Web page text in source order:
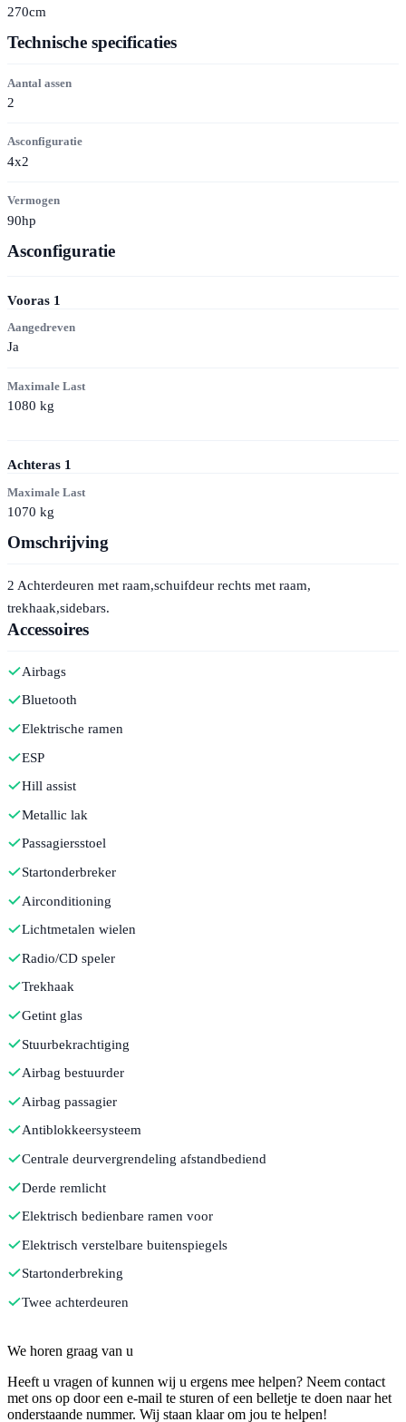
270cm
Technische specificaties
Aantal assen
2
Asconfiguratie
4x2
Vermogen
90hp
Asconfiguratie
Vooras 1
Aangedreven
Ja
Maximale Last
1080 kg
Achteras 1
Maximale Last
1070 kg
Omschrijving
2 Achterdeuren met raam,schuifdeur rechts met raam,
trekhaak,sidebars.
Accessoires
Airbags
Bluetooth
Elektrische ramen
ESP
Hill assist
Metallic lak
Passagiersstoel
Startonderbreker
Airconditioning
Lichtmetalen wielen
Radio/CD speler
Trekhaak
Getint glas
Stuurbekrachtiging
Airbag bestuurder
Airbag passagier
Antiblokkeersysteem
Centrale deurvergrendeling afstandbediend
Derde remlicht
Elektrisch bedienbare ramen voor
Elektrisch verstelbare buitenspiegels
Startonderbreking
Twee achterdeuren
We horen graag van u
Heeft u vragen of kunnen wij u ergens mee helpen? Neem contact
met ons op door een e-mail te sturen of een belletje te doen naar het
onderstaande nummer. Wij staan klaar om jou te helpen!